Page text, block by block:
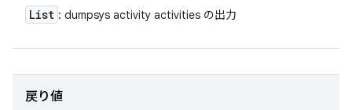
List : dumpsys activity activities の出力
戻り値